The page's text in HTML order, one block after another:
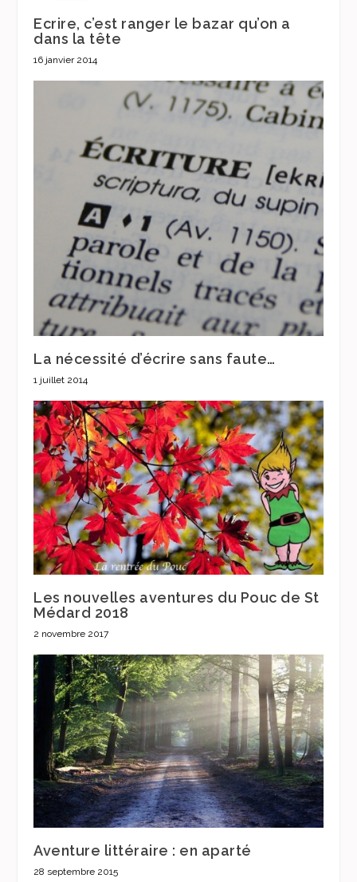
Ecrire, c’est ranger le bazar qu’on a
dans la tête
16 janvier 2014
La nécessité d’écrire sans faute…
1 juillet 2014
Les nouvelles aventures du Pouc de St
Médard 2018
2 novembre 2017
Aventure littéraire : en aparté
28 septembre 2015